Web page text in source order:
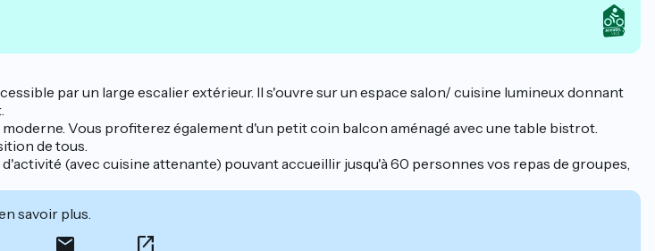
par un large escalier extérieur. Il s'ouvre sur un espace salon/ cuisine lumineux donnant
Vous profiterez également d'un petit coin balcon aménagé avec une table bistrot.
de tous.
(avec cuisine attenante) pouvant accueillir jusqu'à 60 personnes vos repas de groupes,
savoir plus.